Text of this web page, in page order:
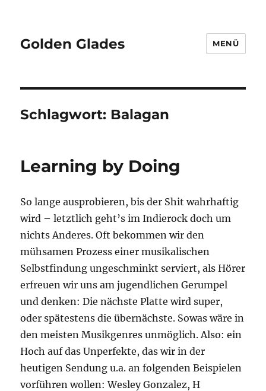
Golden Glades MENÜ
Schlagwort: Balagan
Learning by Doing
So lange ausprobieren, bis der Shit wahrhaftig
wird – letztlich geht’s im Indierock doch um
nichts Anderes. Oft bekommen wir den
mühsamen Prozess einer musikalischen
Selbstfindung ungeschminkt serviert, als Hörer
erfreuen wir uns am jugendlichen Gerumpel
und denken: Die nächste Platte wird super,
oder spätestens die übernächste. Sowas wäre in
den meisten Musikgenres unmöglich. Also: ein
Hoch auf das Unperfekte, das wir in der
heutigen Sendung u.a. an folgenden Beispielen
vorführen wollen: Wesley Gonzalez, H